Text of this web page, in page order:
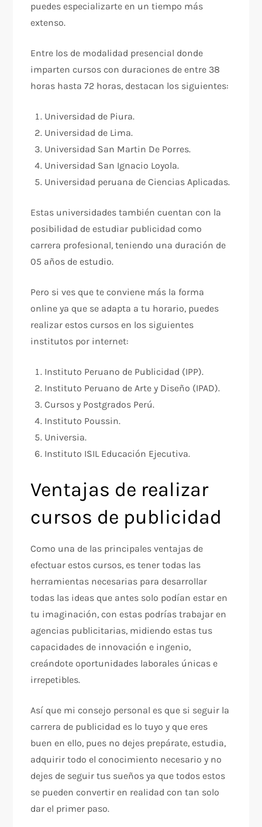
puedes especializarte en un tiempo más
extenso.
Entre los de modalidad presencial donde
imparten cursos con duraciones de entre 38
horas hasta 72 horas, destacan los siguientes:
Universidad de Piura.
Universidad de Lima.
Universidad San Martin De Porres.
Universidad San Ignacio Loyola.
Universidad peruana de Ciencias Aplicadas.
Estas universidades también cuentan con la
posibilidad de estudiar publicidad como
carrera profesional, teniendo una duración de
05 años de estudio.
Pero si ves que te conviene más la forma
online ya que se adapta a tu horario, puedes
realizar estos cursos en los siguientes
institutos por internet:
Instituto Peruano de Publicidad (IPP).
Instituto Peruano de Arte y Diseño (IPAD).
Cursos y Postgrados Perú.
Instituto Poussin.
Universia.
Instituto ISIL Educación Ejecutiva.
Ventajas de realizar
cursos de publicidad
Como una de las principales ventajas de
efectuar estos cursos, es tener todas las
herramientas necesarias para desarrollar
todas las ideas que antes solo podían estar en
tu imaginación, con estas podrías trabajar en
agencias publicitarias, midiendo estas tus
capacidades de innovación e ingenio,
creándote oportunidades laborales únicas e
irrepetibles.
Así que mi consejo personal es que si seguir la
carrera de publicidad es lo tuyo y que eres
buen en ello, pues no dejes prepárate, estudia,
adquirir todo el conocimiento necesario y no
dejes de seguir tus sueños ya que todos estos
se pueden convertir en realidad con tan solo
dar el primer paso.